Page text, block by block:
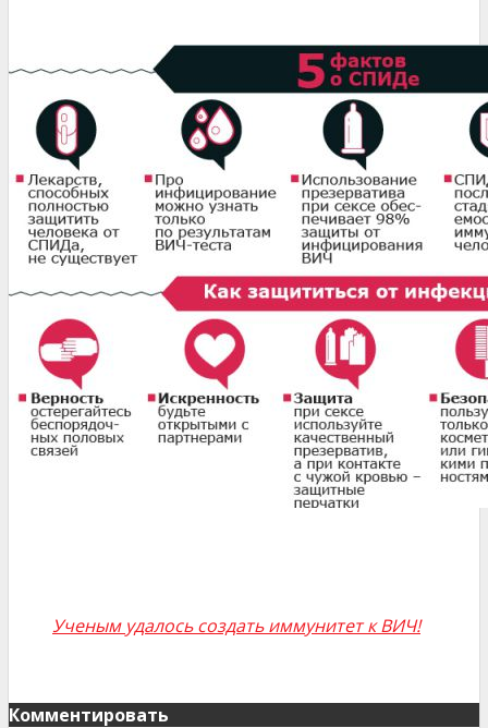
Ученым удалось создать иммунитет к ВИЧ!
Комментировать